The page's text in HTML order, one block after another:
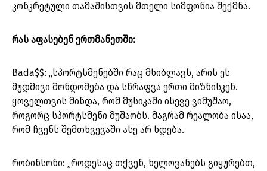
კონკრეტული თამაშისთვის მთელი სიმფონია შექმნა.
რას აფასებენ ერთმანეთში:
Bada$$: „სპორტსმენებში რაც მხიბლავს, არის ეს
მუდმივი მონდომება და სწრაფვა ერთი მიზნისკენ.
ყოველთვის მინდა, რომ მუსიკაში ისევე ვიმუშაო,
როგორც სპორტსმენი მუშაობს. მაგრამ რეალობა ისაა,
რომ ჩვენს შემთხვევაში ასე არ ხდება.
რობინსონი: „როდესაც თქვენ, ხელოვანებს გიყურებთ,